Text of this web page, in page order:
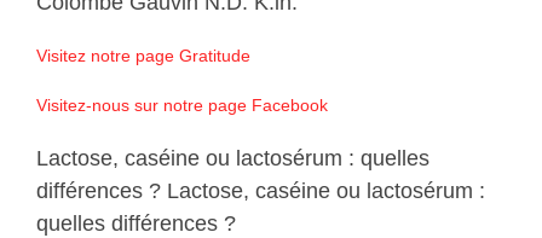
Visitez notre page Gratitude
Visitez-nous sur notre page Facebook
Lactose, caséine ou lactosérum : quelles
différences ? Lactose, caséine ou lactosérum :
quelles différences ?